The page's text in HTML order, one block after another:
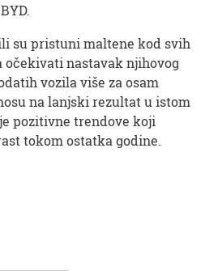
su pristuni maltene kod svih
očekivati nastavak njihovog
vozila više za osam
na lanjski rezultat u istom
pozitivne trendove koji
tokom ostatka godine.